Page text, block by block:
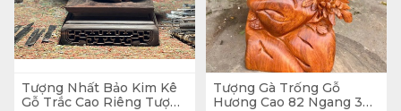
Tượng Nhất Bảo Kim Kê
Gỗ Trắc Cao Riêng Tượng
Tượng Gà Trống Gỗ
Hương Cao 82 Ngang 36